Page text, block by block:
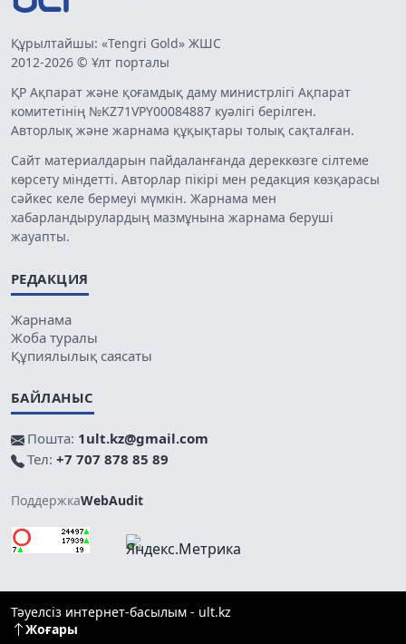
Құрылтайшы: «Tengri Gold» ЖШС
2012-2026 © Ұлт порталы
ҚР Ақпарат және қоғамдық даму министрлігі Ақпарат
комитетінің №KZ71VPY00084887 куәлігі берілген.
Авторлық және жарнама құқықтары толық сақталған.
Сайт материалдарын пайдаланғанда дереккөзге сілтеме
көрсету міндетті. Авторлар пікірі мен редакция көзқарасы
сәйкес келе бермеуі мүмкін. Жарнама мен
хабарландырулардың мазмұнына жарнама беруші
жауапты.
РЕДАКЦИЯ
Жарнама
Жоба туралы
Құпиялылық саясаты
БАЙЛАНЫС
Пошта: 1ult.kz@gmail.com
Тел: +7 707 878 85 89
ПоддержкаWebAudit
Тәуелсіз интернет-басылым - ult.kz
Жоғары